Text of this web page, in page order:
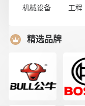
机械设备 工程
精选品牌